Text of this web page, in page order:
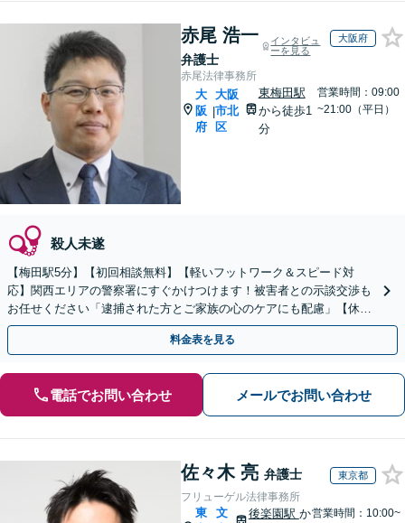
赤尾 浩一
弁護士
インタビュ
ーを見る
大阪府
赤尾法律事務所
大
阪
府
|
大阪
市北
区
東梅田駅
から徒歩1
分
営業時間：09:00
~21:00（平日）
殺人未遂
【梅田駅5分】【初回相談無料】【軽いフットワーク＆スピード対
応】関西エリアの警察署にすぐかけつけます！被害者との示談交渉も
お任せください「逮捕された方とご家族の心のケアにも配慮」【休
日・夜間相談可】【電話相談・ビデオ面談対応】
料金表を見る
電話でお問い合わせ メールでお問い合わせ
佐々木 亮 弁護士 東京都
フリューゲル法律事務所
東
文
後楽園駅 か営業時間：10:00~